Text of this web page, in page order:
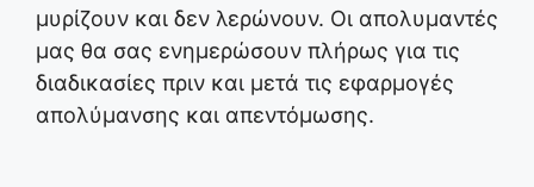
μυρίζουν και δεν λερώνουν. Οι απολυμαντές
μας θα σας ενημερώσουν πλήρως για τις
διαδικασίες πριν και μετά τις εφαρμογές
απολύμανσης και απεντόμωσης.